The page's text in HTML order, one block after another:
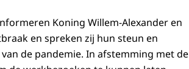
Koning Willem-Alexander en
en spreken zij hun steun en
de pandemie. In afstemming met de